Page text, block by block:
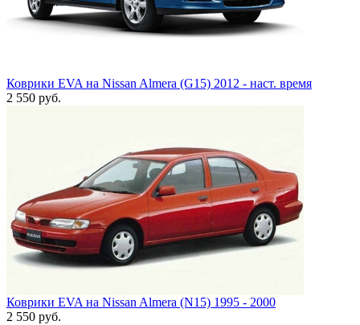
Коврики EVA на Nissan Almera (G15) 2012 - наст. время
2 550 руб.
Коврики EVA на Nissan Almera (N15) 1995 - 2000
2 550 руб.